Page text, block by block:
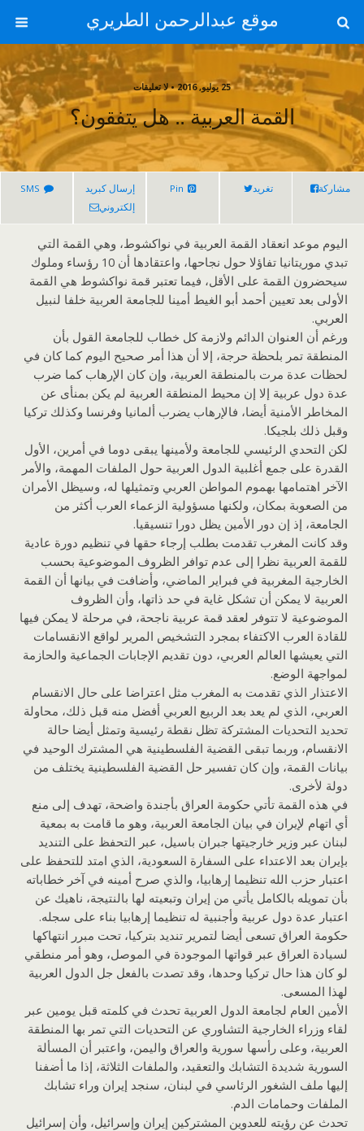
موقع عبدالرحمن الطريري
25 يوليو, 2016 • لا تعليقات
القمة العربية .. هل يتفقون؟
مشاركة تغريد Pin
إرسال كبريد
إلكتروني
SMS
اليوم موعد انعقاد القمة العربية في نواكشوط، وهي القمة التي
تبدي موريتانيا تفاؤلا حول نجاحها، واعتقادها أن 10 رؤساء وملوك
سيحضرون القمة على الأقل، فيما تعتبر قمة نواكشوط هي القمة
الأولى بعد تعيين أحمد أبو الغيط أمينا للجامعة العربية خلفا لنبيل
العربي.
ورغم أن العنوان الدائم ولازمة كل خطاب للجامعة القول بأن
المنطقة تمر بلحظة حرجة، إلا أن هذا أمر صحيح اليوم كما كان في
لحظات عدة مرت بالمنطقة العربية، وإن كان الإرهاب كما ضرب
عدة دول عربية إلا إن محيط المنطقة العربية لم يكن بمنأى عن
المخاطر الأمنية أيضا، فالإرهاب يضرب ألمانيا وفرنسا وكذلك تركيا
وقبل ذلك بلجيكا.
لكن التحدي الرئيسي للجامعة ولأمينها يبقى دوما في أمرين، الأول
القدرة على جمع أغلبية الدول العربية حول الملفات المهمة، والأمر
الآخر اهتمامها بهموم المواطن العربي وتمثيلها له، وسيظل الأمران
من الصعوبة بمكان، ولكنها مسؤولية الزعماء العرب أكثر من
الجامعة، إذ إن دور الأمين يظل دورا تنسيقيا.
وقد كانت المغرب تقدمت بطلب إرجاء حقها في تنظيم دورة عادية
للقمة العربية نظرا إلى عدم توافر الظروف الموضوعية بحسب
الخارجية المغربية في فبراير الماضي، وأضافت في بيانها أن القمة
العربية لا يمكن أن تشكل غاية في حد ذاتها، وأن الظروف
الموضوعية لا تتوفر لعقد قمة عربية ناجحة، في مرحلة لا يمكن فيها
للقادة العرب الاكتفاء بمجرد التشخيص المرير لواقع الانقسامات
التي يعيشها العالم العربي، دون تقديم الإجابات الجماعية والحازمة
لمواجهة الوضع.
الاعتذار الذي تقدمت به المغرب مثل اعتراضا على حال الانقسام
العربي، الذي لم يعد بعد الربيع العربي أفضل منه قبل ذلك، محاولة
تحديد التحديات المشتركة تظل نقطة رئيسية وتمثل أيضا حالة
الانقسام، وربما تبقى القضية الفلسطينية هي المشترك الوحيد في
بيانات القمة، وإن كان تفسير حل القضية الفلسطينية يختلف من
دولة لأخرى.
في هذه القمة تأتي حكومة العراق بأجندة واضحة، تهدف إلى منع
أي اتهام لإيران في بيان الجامعة العربية، وهو ما قامت به بمعية
لبنان عبر وزير خارجيتها جبران باسيل، عبر التحفظ على التنديد
بإيران بعد الاعتداء على السفارة السعودية، الذي امتد للتحفظ على
اعتبار حزب الله تنظيما إرهابيا، والذي صرح أمينه في آخر خطاباته
بأن تمويله بالكامل يأتي من إيران وتبعيته لها بالنتيجة، ناهيك عن
اعتبار عدة دول عربية وأجنبية له تنظيما إرهابيا بناء على سجله.
حكومة العراق تسعى أيضا لتمرير تنديد بتركيا، تحت مبرر انتهاكها
لسيادة العراق عبر قواتها الموجودة في الموصل، وهو أمر منطقي
لو كان هذا حال تركيا وحدها، وقد تصدت بالفعل جل الدول العربية
لهذا المسعى.
الأمين العام لجامعة الدول العربية تحدث في كلمته قبل يومين عبر
لقاء وزراء الخارجية التشاوري عن التحديات التي تمر بها المنطقة
العربية، وعلى رأسها سورية والعراق واليمن، واعتبر أن المسألة
السورية شديدة التشابك والتعقيد، والملفات الثلاثة، إذا ما أضفنا
إليها ملف الشغور الرئاسي في لبنان، سنجد إيران وراء تشابك
الملفات وحمامات الدم.
تحدث عن رؤيته للعدوين المشتركين إيران وإسرائيل، وأن إسرائيل